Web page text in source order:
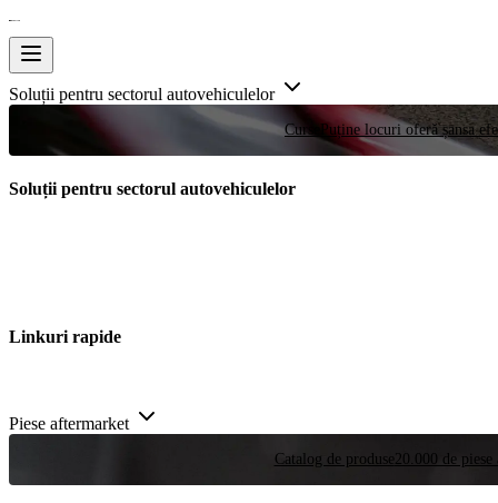
Soluții pentru sectorul autovehiculelor
Curse Puține locuri oferă șansa
Soluții pentru sectorul autovehiculelor
Linkuri rapide
Piese aftermarket
Catalog de produse 20.000 de